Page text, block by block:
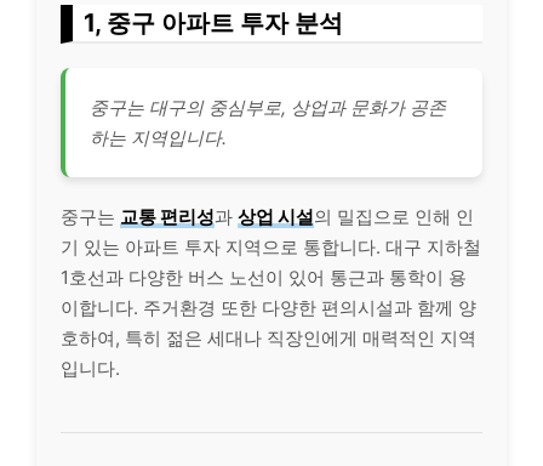
1, 중구 아파트 투자 분석
중구는 대구의 중심부로, 상업과 문화가 공존
하는 지역입니다.
중구는 교통 편리성과 상업 시설의 밀집으로 인해 인
기 있는 아파트 투자 지역으로 통합니다. 대구 지하철
1호선과 다양한 버스 노선이 있어 통근과 통학이 용
이합니다. 주거환경 또한 다양한 편의시설과 함께 양
호하여, 특히 젊은 세대나 직장인에게 매력적인 지역
입니다.